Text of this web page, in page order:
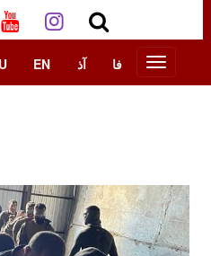
EN آذ فا